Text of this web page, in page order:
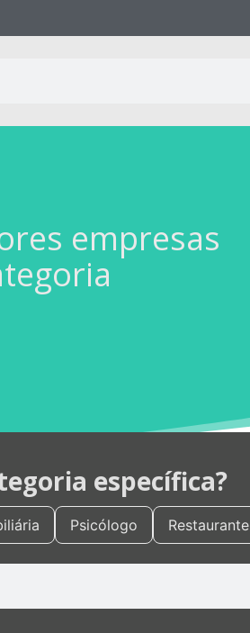
empresas
específica?
Psicólogo Restaurante